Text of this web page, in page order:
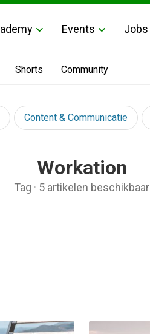
Events Jobs
Shorts Community
Content & Communicatie
Workation
Tag · 5 artikelen beschikbaar